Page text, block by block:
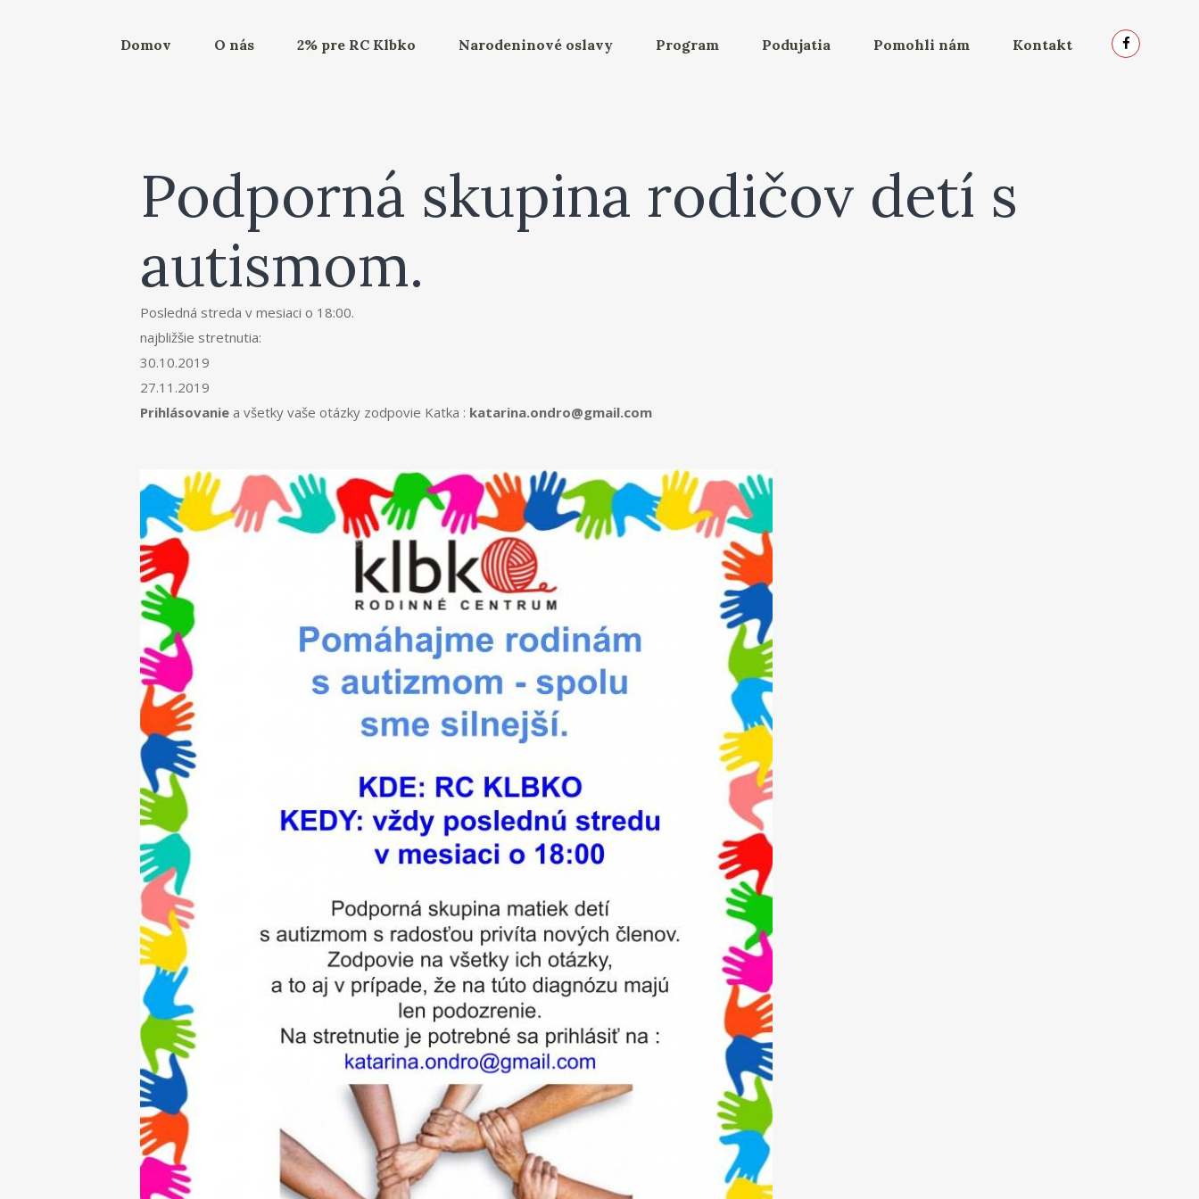
Domov O nás 2% pre RC Klbko Narodeninové oslavy Program Podujatia Pomohli nám Kontakt
Podporná skupina rodičov detí s
autismom.
Posledná streda v mesiaci o 18:00.
najbližšie stretnutia:
30.10.2019
27.11.2019
Prihlásovanie a všetky vaše otázky zodpovie Katka : katarina.ondro@gmail.com